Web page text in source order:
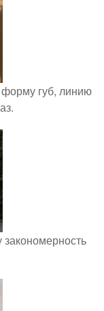
губ, линию